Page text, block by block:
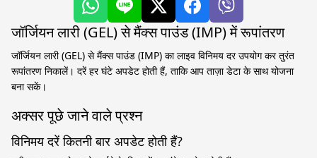
जॉर्जियन लारी (GEL) से मैंक्स पाउंड (IMP) में रूपांतरण
जॉर्जियन लारी (GEL) से मैंक्स पाउंड (IMP) का लाइव विनिमय दर उपयोग कर तुरंत
रूपांतरण निकालें। दरें हर घंटे अपडेट होती हैं, ताकि आप ताज़ा डेटा के साथ योजना
बना सकें।
अक्सर पूछे जाने वाले प्रश्न
विनिमय दरें कितनी बार अपडेट होती हैं?